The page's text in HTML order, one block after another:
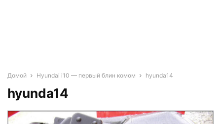
Домой Hyundai i10 — первый блин комом hyunda14
hyunda14